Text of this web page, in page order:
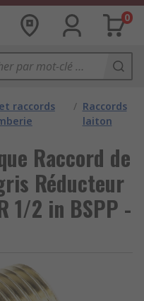
0
raccords
/ Raccords
laiton
Raccord de
Réducteur
1/2 in BSPP -